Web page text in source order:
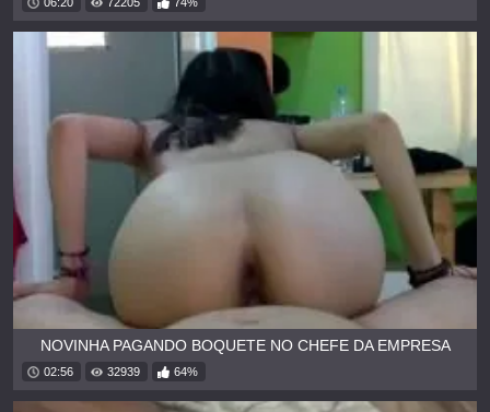
06:20 72205 74%
NOVINHA PAGANDO BOQUETE NO CHEFE DA EMPRESA
02:56 32939 64%